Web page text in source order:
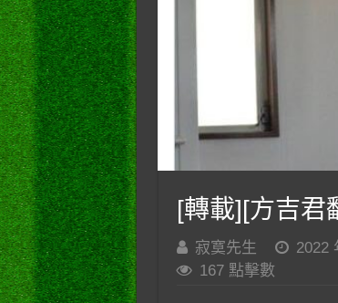
[轉載][方吉君
寂寞先生 2022
167 點擊數